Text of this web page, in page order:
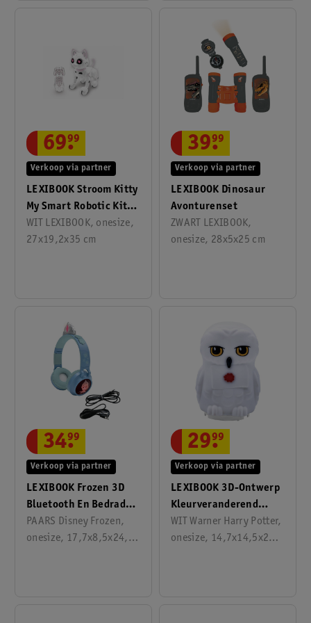
LEXIBOOK Stroom Kitty
My Smart Robotic Kitty
Met Programming
Function Gesture
Afstandsbediening.
WIT LEXIBOOK, onesize,
27x19,2x35 cm
Verkoop via partner
69.
99
LEXIBOOK Dinosaur
Avonturenset
ZWART LEXIBOOK,
onesize, 28x5x25 cm
Verkoop via partner
39.
99
LEXIBOOK Frozen 3D
Bluetooth En Bedrade
Koptelefoon
PAARS Disney Frozen,
onesize, 17,7x8,5x24,8
Verkoop via partner
34.
99
LEXIBOOK 3D-Ontwerp
Kleurveranderend
Nachtlampje Approx.
20cm
WIT Warner Harry Potter,
onesize, 14,7x14,5x23
Verkoop via partner
29.
99